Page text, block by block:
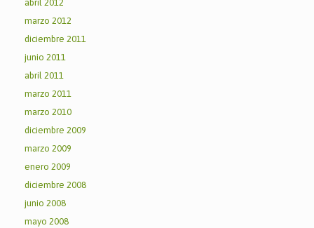
abril 2012
marzo 2012
diciembre 2011
junio 2011
abril 2011
marzo 2011
marzo 2010
diciembre 2009
marzo 2009
enero 2009
diciembre 2008
junio 2008
mayo 2008